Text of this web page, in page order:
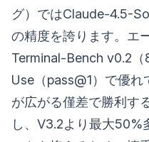
グ）ではClaude-4.5-
の精度を誇ります。エ
Terminal-Bench v0.2
Use（pass@1）で優
が広がる僅差で勝利す
し、V3.2より最大50%